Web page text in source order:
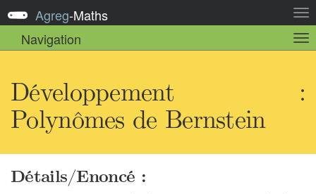
la
Agreg-Maths
Navigation
la
Développement :
Polynômes de Bernstein
Détails/Enoncé :